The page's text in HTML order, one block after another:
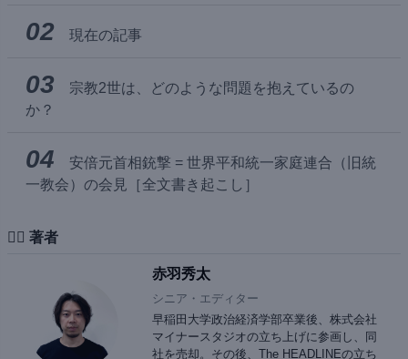
02 現在の記事
03
宗教2世は、どのような問題を抱えているの
か？
04
安倍元首相銃撃 = 世界平和統一家庭連合（旧統
一教会）の会見［全文書き起こし］
✍🏻 著者
赤羽秀太
シニア・エディター
早稲田大学政治経済学部卒業後、株式会社
マイナースタジオの立ち上げに参画し、同
社を売却。その後、The HEADLINEの立ち